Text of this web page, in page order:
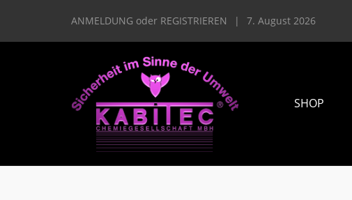
ANMELDUNG oder REGISTRIEREN | 7. August 2026
SHOP